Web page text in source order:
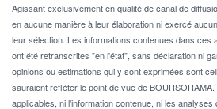
Agissant exclusivement en qualité de canal de
en aucune manière à leur élaboration ni exercé
leur sélection. Les informations contenues dans ces
ont été retranscrites "en l'état", sans déclaration ni
opinions ou estimations qui y sont exprimées sont
sauraient refléter le point de vue de
applicables, ni l'information contenue, ni les